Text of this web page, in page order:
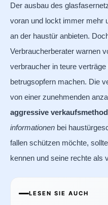
Der ausbau des
voran und lockt immer mehr
an der haustür anbieten.
Verbraucherberater warnen
verbraucher in teure
betrugsopfern machen. Die
von einer zunehmenden
aggressive
informationen bei
fallen schützen möchte,
kennen und seine rechte als
LESEN SIE AUCH